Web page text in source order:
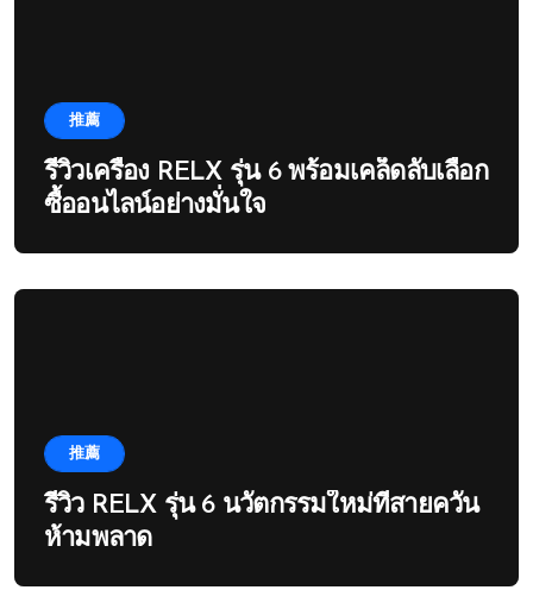
推薦
รีวิวเครื่อง RELX รุ่น 6 พร้อมเคล็ดลับเลือก
ซื้ออนไลน์อย่างมั่นใจ
推薦
รีวิว RELX รุ่น 6 นวัตกรรมใหม่ที่สายควัน
ห้ามพลาด